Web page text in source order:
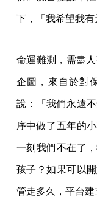
下，「我希望我有
命運難測，需盡
企圖，來自於對
說：「我們永遠
序中做了五年的
一刻我們不在了
孩子？如果可以
管走多久，平台建